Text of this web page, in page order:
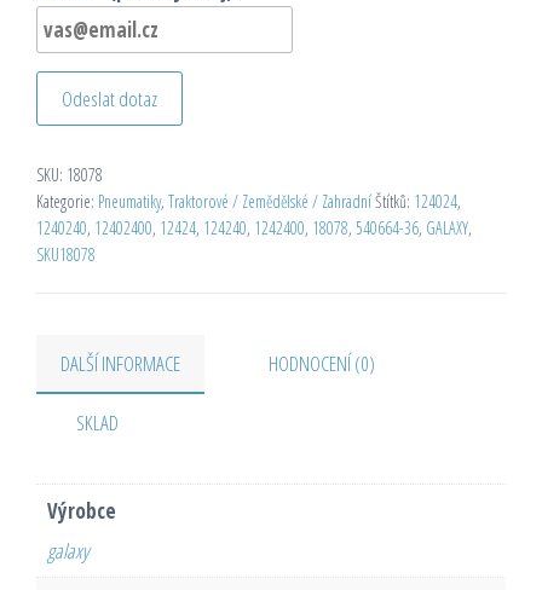
Odeslat dotaz
SKU: 18078
Kategorie: Pneumatiky, Traktorové / Zemědělské / ZahradníŠtítků: 124024,
1240240, 12402400, 12424, 124240, 1242400, 18078, 540664-36, GALAXY,
SKU18078
DALŠÍ INFORMACE HODNOCENÍ (0)
SKLAD
Výrobce
galaxy